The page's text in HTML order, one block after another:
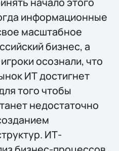
информационные
масштабное
бизнес, а
осознали, что
ИТ достигнет
того чтобы
недостаточно
ИТ-